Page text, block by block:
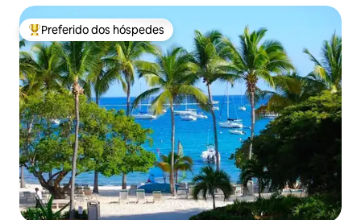
Entre os melhores preferidos dos hóspedes
Preferido dos hóspedes